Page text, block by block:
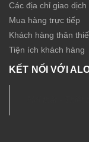
Các địa chỉ giao dịch
Mua hàng trực tiếp
Khách hàng thân
Tiện ích khách hàng
KẾT NỐI VỚI